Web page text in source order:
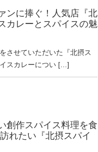
ンに捧ぐ！人気店『北
カレーとスパイスの魅
させていただいた『北摂ス
スカレーについ […]
創作スパイス料理を食
れたい『北摂スパイ